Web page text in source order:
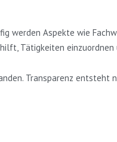
Aspekte wie
Tätigkeiten
Transparenz entsteht